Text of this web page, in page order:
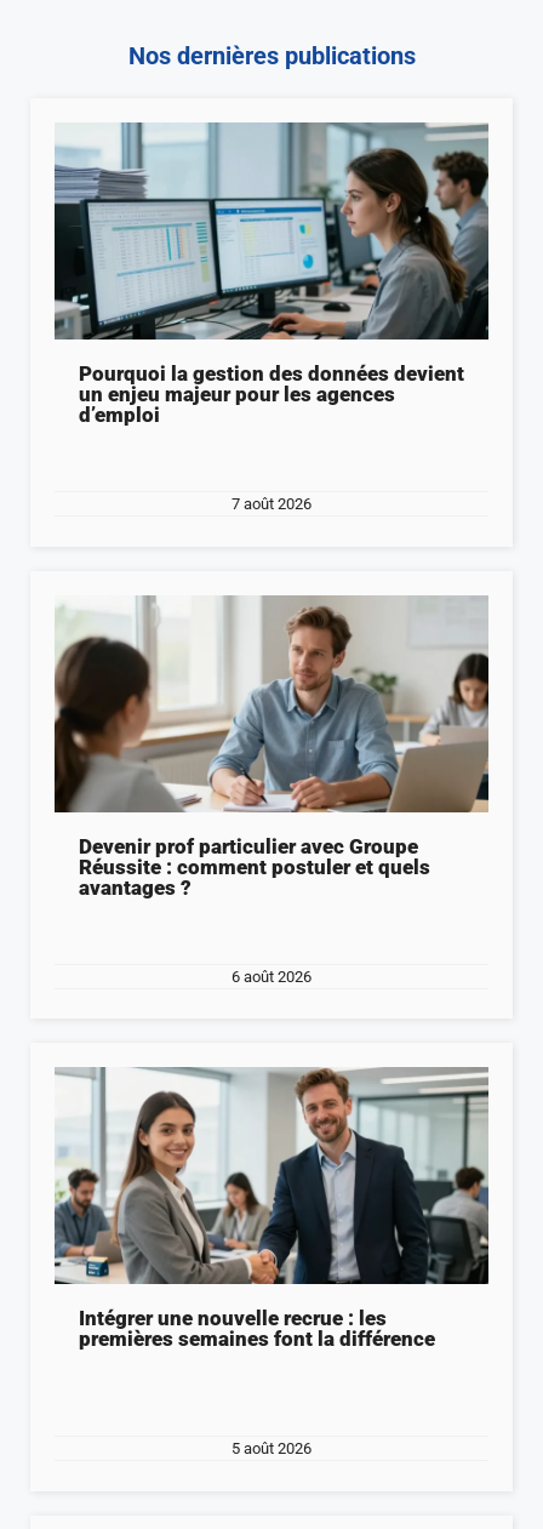
Nos dernières publications
Pourquoi la gestion des données devient
un enjeu majeur pour les agences
d’emploi
7 août 2026
Devenir prof particulier avec Groupe
Réussite : comment postuler et quels
avantages ?
6 août 2026
Intégrer une nouvelle recrue : les
premières semaines font la différence
5 août 2026